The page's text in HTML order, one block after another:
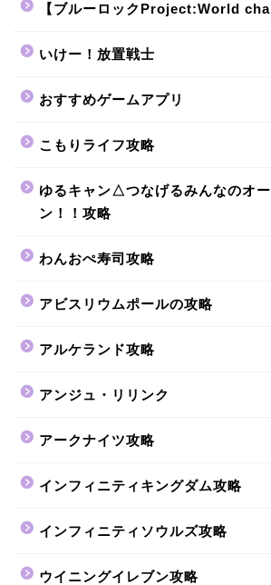
【ブルーロックProject:World
いけー！放置戦士
おすすめゲームアプリ
こもりライフ攻略
ゆるキャン△つなげるみんなのオ
ン！！攻略
わんおぺ寿司攻略
アビスリウムポールの攻略
アルケランド攻略
アンジュ・リリンク
アークナイツ攻略
インフィニティキングダム攻略
インフィニティソウルズ攻略
ウイニングイレブン攻略